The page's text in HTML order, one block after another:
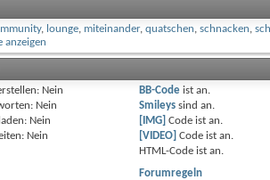
, lounge, miteinander, quatschen, schnacken,
anzeigen
Nein
Nein
Nein
Nein
BB-Codeist an.
Smileyssind an.
[IMG] Code ist an.
[VIDEO] Code ist an.
HTML-Code ist an.
Forumregeln